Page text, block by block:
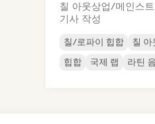
칠 아웃상업/메인스트
기사 작성
칠/로파이 힙합 칠 아
힙합
국제 랩 라틴